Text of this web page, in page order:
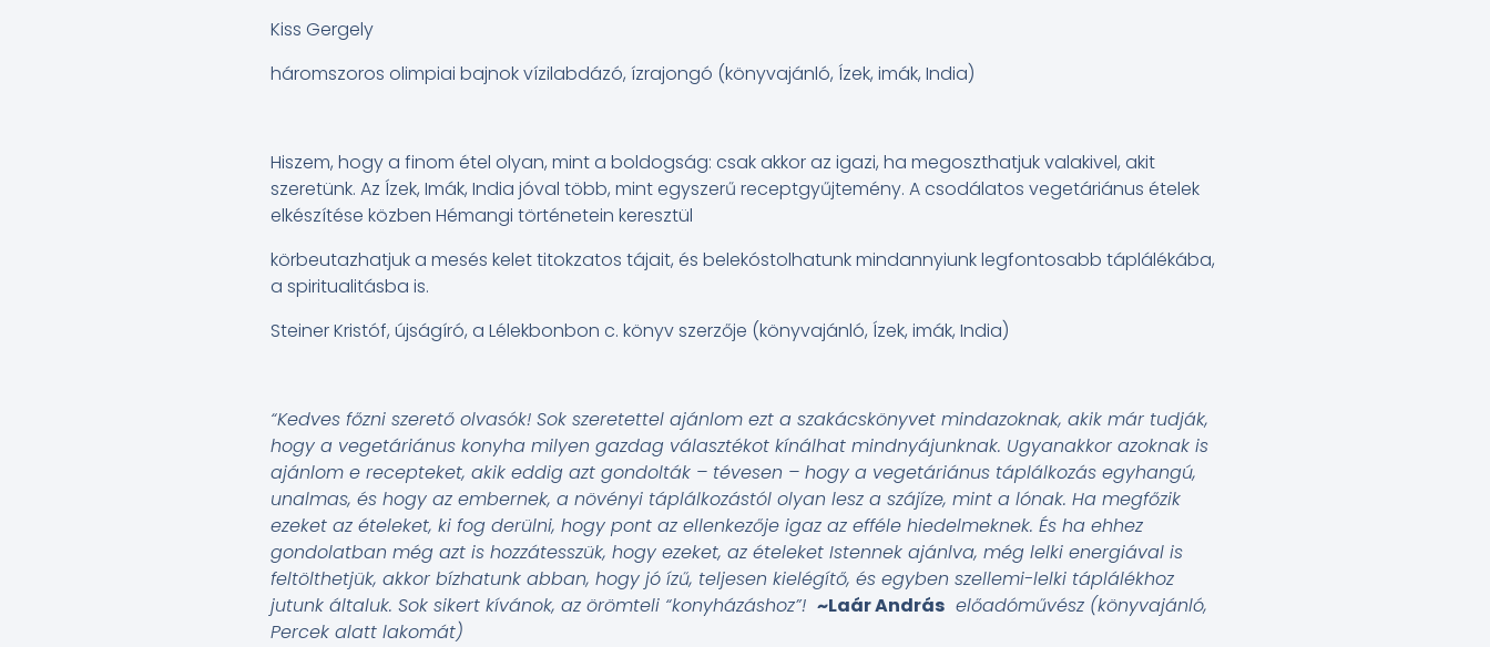
Kiss Gergely
háromszoros olimpiai bajnok vízilabdázó, ízrajongó (könyvajánló, Ízek, imák, India)
Hiszem, hogy a finom étel olyan, mint a boldogság: csak akkor az igazi, ha megoszthatjuk valakivel, akit
szeretünk. Az Ízek, Imák, India jóval több, mint egyszerű receptgyűjtemény. A csodálatos vegetáriánus ételek
elkészítése közben Hémangi történetein keresztül
körbeutazhatjuk a mesés kelet titokzatos tájait, és belekóstolhatunk mindannyiunk legfontosabb táplálékába,
a spiritualitásba is.
Steiner Kristóf, újságíró, a Lélekbonbon c. könyv szerzője (könyvajánló, Ízek, imák, India)
“Kedves főzni szerető olvasók! Sok szeretettel ajánlom ezt a szakácskönyvet mindazoknak, akik már tudják,
hogy a vegetáriánus konyha milyen gazdag választékot kínálhat mindnyájunknak. Ugyanakkor azoknak is
ajánlom e recepteket, akik eddig azt gondolták – tévesen – hogy a vegetáriánus táplálkozás egyhangú,
unalmas, és hogy az embernek, a növényi táplálkozástól olyan lesz a szájíze, mint a lónak. Ha megfőzik
ezeket az ételeket, ki fog derülni, hogy pont az ellenkezője igaz az efféle hiedelmeknek. És ha ehhez
gondolatban még azt is hozzátesszük, hogy ezeket, az ételeket Istennek ajánlva, még lelki energiával is
feltölthetjük, akkor bízhatunk abban, hogy jó ízű, teljesen kielégítő, és egyben szellemi-lelki táplálékhoz
jutunk általuk. Sok sikert kívánok, az örömteli “konyházáshoz”! ~Laár András előadóművész (könyvajánló,
Percek alatt lakomát)